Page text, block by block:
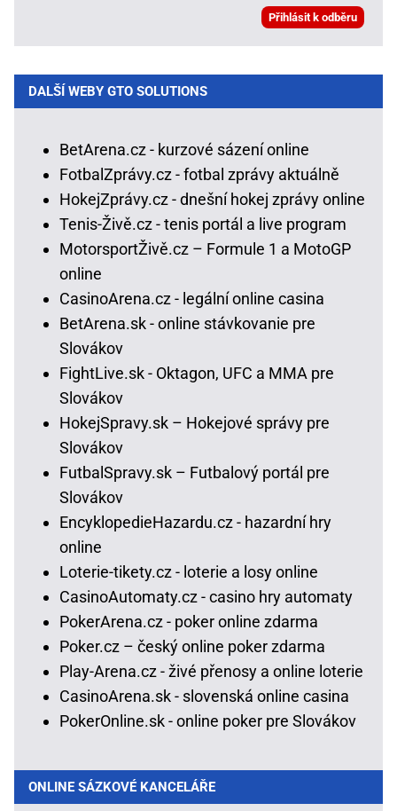
DALŠÍ WEBY GTO SOLUTIONS
BetArena.cz - kurzové sázení online
FotbalZprávy.cz - fotbal zprávy aktuálně
HokejZprávy.cz - dnešní hokej zprávy online
Tenis-Živě.cz - tenis portál a live program
MotorsportŽivě.cz – Formule 1 a MotoGP
online
CasinoArena.cz - legální online casina
BetArena.sk - online stávkovanie pre
Slovákov
FightLive.sk - Oktagon, UFC a MMA pre
Slovákov
HokejSpravy.sk – Hokejové správy pre
Slovákov
FutbalSpravy.sk – Futbalový portál pre
Slovákov
EncyklopedieHazardu.cz - hazardní hry
online
Loterie-tikety.cz - loterie a losy online
CasinoAutomaty.cz - casino hry automaty
PokerArena.cz - poker online zdarma
Poker.cz – český online poker zdarma
Play-Arena.cz - živé přenosy a online loterie
CasinoArena.sk - slovenská online casina
PokerOnline.sk - online poker pre Slovákov
ONLINE SÁZKOVÉ KANCELÁŘE